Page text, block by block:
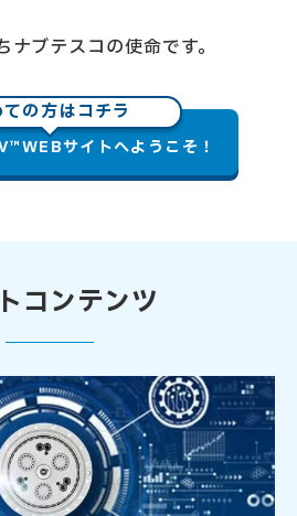
ナブテスコの使命です。
の方はコチラ
サイトへようこそ！
コンテンツ